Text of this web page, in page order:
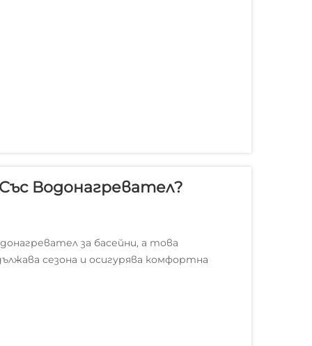
Водонагревател?
за басейни, а това
сезона и осигурява комфортна
водонагревател за